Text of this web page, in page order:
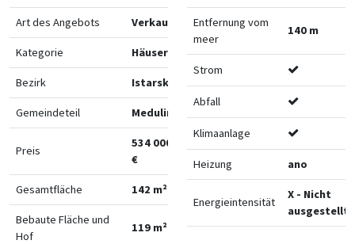
Art des Angebots Verkauf
Kategorie Häuser
Bezirk Istarska
Gemeindeteil Medulin
Preis
534 000
€
Gesamtfläche 142 m²
Bebaute Fläche und
Hof
119 m²
Entfernung vom
meer
140 m
Strom
Abfall
Klimaanlage
Heizung ano
Energieintensität
X - Nicht
ausgestellt